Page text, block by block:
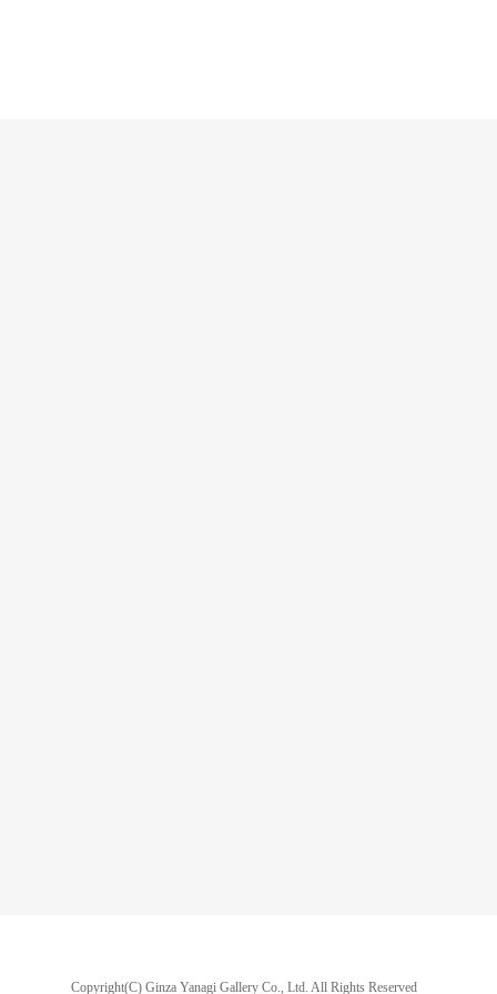
Copyright(C) Ginza Yanagi Gallery Co., Ltd. All Rights Reserved